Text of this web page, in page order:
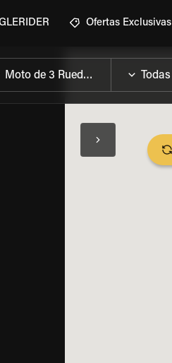
Ofertas Exclusivas